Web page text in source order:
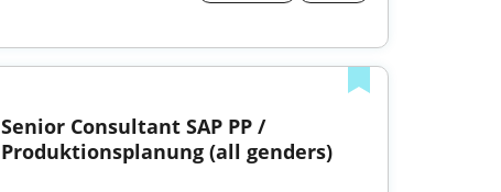
Senior Consultant SAP PP /
Produktionsplanung (all genders)